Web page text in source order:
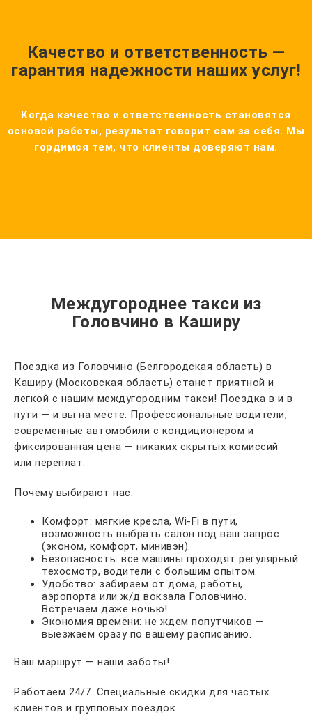
Качество и ответственность —
гарантия надежности наших услуг!
Когда качество и ответственность становятся
основой работы, результат говорит сам за себя. Мы
гордимся тем, что клиенты доверяют нам.
Междугороднее такси из
Головчино в Каширу
Поездка из Головчино (Белгородская область) в
Каширу (Московская область) станет приятной и
легкой с нашим междугородним такси! Поездка в и в
пути — и вы на месте. Профессиональные водители,
современные автомобили с кондиционером и
фиксированная цена — никаких скрытых комиссий
или переплат.
Почему выбирают нас:
Комфорт: мягкие кресла, Wi-Fi в пути,
возможность выбрать салон под ваш запрос
(эконом, комфорт, минивэн).
Безопасность: все машины проходят регулярный
техосмотр, водители с большим опытом.
Удобство: забираем от дома, работы,
аэропорта или ж/д вокзала Головчино.
Встречаем даже ночью!
Экономия времени: не ждем попутчиков —
выезжаем сразу по вашему расписанию.
Ваш маршрут — наши заботы!
Работаем 24/7. Специальные скидки для частых
клиентов и групповых поездок.